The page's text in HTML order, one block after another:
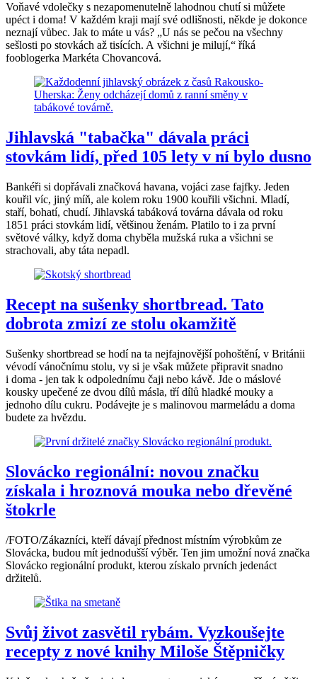
Voňavé vdolečky s nezapomenutelně lahodnou chutí si můžete
upéct i doma! V každém kraji mají své odlišnosti, někde je dokonce
neznají vůbec. Jak to máte u vás? „U nás se pečou na všechny
sešlosti po stovkách až tisících. A všichni je milují,“ říká
fooblogerka Markéta Chovancová.
Jihlavská "tabačka" dávala práci
stovkám lidí, před 105 lety v ní bylo dusno
Bankéři si dopřávali značková havana, vojáci zase fajfky. Jeden
kouřil víc, jiný míň, ale kolem roku 1900 kouřili všichni. Mladí,
staří, bohatí, chudí. Jihlavská tabáková továrna dávala od roku
1851 práci stovkám lidí, většinou ženám. Platilo to i za první
světové války, když doma chyběla mužská ruka a všichni se
strachovali, aby táta nepadl.
Recept na sušenky shortbread. Tato
dobrota zmizí ze stolu okamžitě
Sušenky shortbread se hodí na ta nejfajnovější pohoštění, v Británii
vévodí vánočnímu stolu, vy si je však můžete připravit snadno
i doma - jen tak k odpolednímu čaji nebo kávě. Jde o máslové
kousky upečené ze dvou dílů másla, tří dílů hladké mouky a
jednoho dílu cukru. Podávejte je s malinovou marmeládu a doma
budete za hvězdu.
Slovácko regionální: novou značku
získala i hroznová mouka nebo dřevěné
štokrle
/FOTO/Zákazníci, kteří dávají přednost místním výrobkům ze
Slovácka, budou mít jednodušší výběr. Ten jim umožní nová značka
Slovácko regionální produkt, kterou získalo prvních jedenáct
držitelů.
Svůj život zasvětil rybám. Vyzkoušejte
recepty z nové knihy Miloše Štěpničky